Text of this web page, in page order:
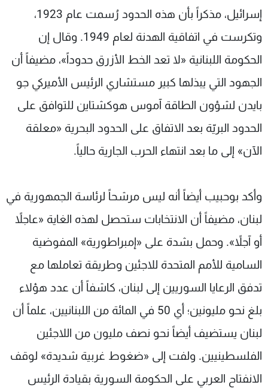
إسرائيل، مذكراً بأن هذه الحدود رُسمت عام 1923،
وتكرست في اتفاقية الهدنة لعام 1949. وقال إن
الحكومة اللبنانية «لا تعد الخط الأزرق حدوداً»، مضيفاً أن
الجهود التي يبذلها كبير مستشاري الرئيس الأميركي جو
بايدن لشؤون الطاقة آموس هوكشتاين للتوافق على
الحدود البريّة بعد الاتفاق على الحدود البحرية «معلقة
الآن» إلى ما بعد انتهاء الحرب الجارية حالياً.
وأكد بوحبيب أيضاً أنه ليس مرشحاً لرئاسة الجمهورية في
لبنان، مضيفاً أن الانتخابات ستحصل لهذه الغاية «عاجلاً
أو آجلاً». وحمل بشدة على «إمبراطورية» المفوضية
السامية للأمم المتحدة للاجئين وطريقة تعاملها مع
تدفق الرعايا السوريين إلى لبنان، كاشفاً أن عدد هؤلاء
بلغ نحو مليونين؛ أي 50 في المائة من اللبنانيين، علماً أن
لبنان يستضيف أيضاً نحو نصف مليون من اللاجئين
الفلسطينيين. ولفت إلى «ضغوط غربية شديدة» لوقف
الانفتاح العربي على الحكومة السورية بقيادة الرئيس